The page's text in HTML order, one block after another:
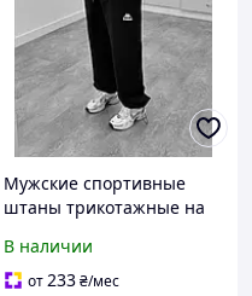
Мужские спортивные
штаны трикотажные на
В наличии
от233₴/мес